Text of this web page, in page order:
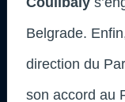
Belgrade.
direction du
son accord au